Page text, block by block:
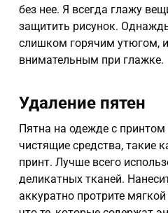
без нее. Я всегда глажу
защитить рисунок.
слишком горячим утюгом, и
внимательным при глажке.
Удаление пятен
Пятна на одежде с принтом
чистящие средства, такие
принт. Лучше всего
деликатных тканей.
аккуратно протрите